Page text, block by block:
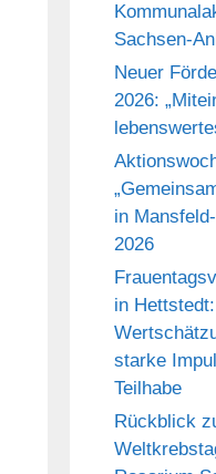
Sachsen-
Neuer
2026:
in
2026
in
starke
Teilhabe
Rückblick